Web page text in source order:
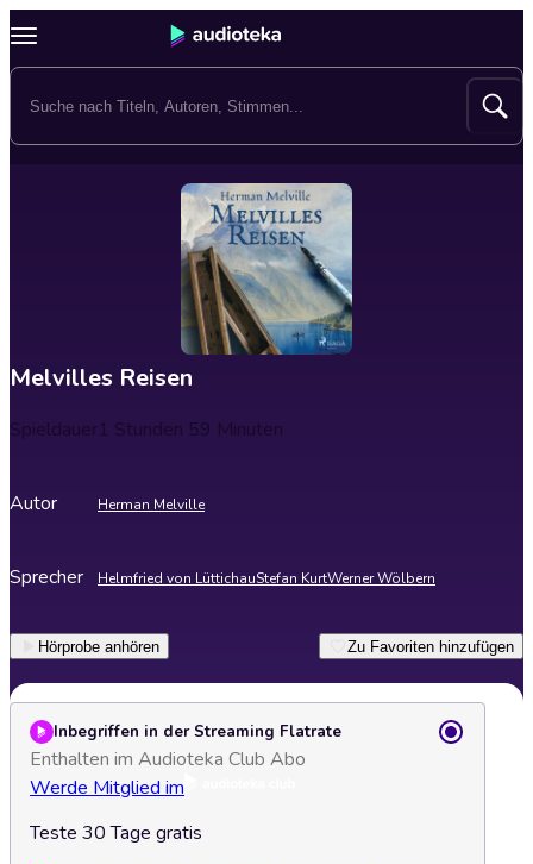
Melvilles Reisen
Spieldauer1 Stunden 59 Minuten
Autor Herman Melville
Sprecher Helmfried von LüttichauStefan KurtWerner Wölbern
Hörprobe anhören Zu Favoriten hinzufügen
Inbegriffen in der Streaming Flatrate
Enthalten im Audioteka Club Abo
Werde Mitglied im
Teste 30 Tage gratis